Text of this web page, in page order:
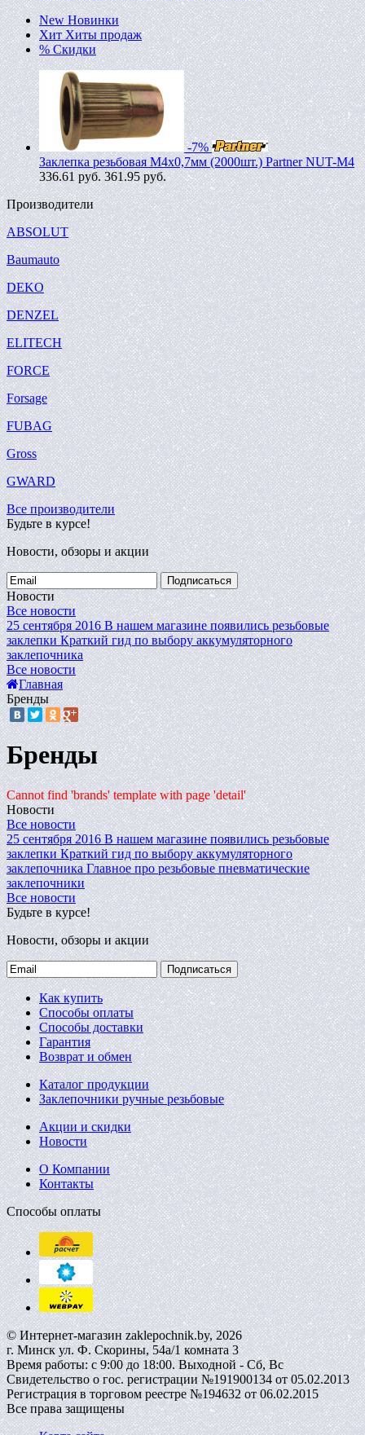
New Новинки
Хит Хиты продаж
% Скидки
-7%
Заклепка резьбовая M4х0,7мм (2000шт.) Partner NUT-M4
336.61руб. 361.95 руб.
Производители
ABSOLUT
Baumauto
DEKO
DENZEL
ELITECH
FORCE
Forsage
FUBAG
Gross
GWARD
Все производители
Будьте в курсе!
Новости, обзоры и акции
Подписаться
Новости
Все новости
25 сентября 2016 В нашем магазине появились резьбовые
заклепки Краткий гид по выбору аккумуляторного
заклепочника
Все новости
Главная
Бренды
Бренды
Cannot find 'brands' template with page 'detail'
Новости
Все новости
25 сентября 2016 В нашем магазине появились резьбовые
заклепки Краткий гид по выбору аккумуляторного
заклепочника Главное про резьбовые пневматические
заклепочники
Все новости
Будьте в курсе!
Новости, обзоры и акции
Подписаться
Как купить
Способы оплаты
Способы доставки
Гарантия
Возврат и обмен
Каталог продукции
Заклепочники ручные резьбовые
Акции и скидки
Новости
О Компании
Контакты
Способы оплаты
© Интернет-магазин zaklepochnik.by, 2026
г. Минск ул. Ф. Скорины, 54а/1 комната 3
Время работы: с 9:00 до 18:00. Выходной - Сб, Вс
Свидетельство о гос. регистрации №191900134 от 05.02.2013
Регистрация в торговом реестре №194632 от 06.02.2015
Все права защищены